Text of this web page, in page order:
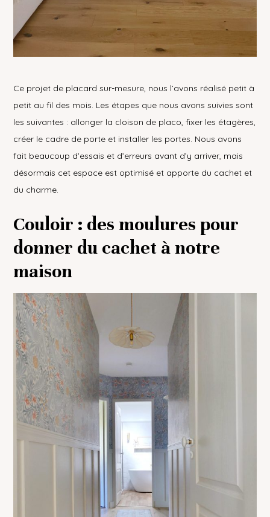
Ce projet de placard sur-mesure, nous l’avons réalisé petit à
petit au fil des mois. Les étapes que nous avons suivies sont
les suivantes : allonger la cloison de placo, fixer les étagères,
créer le cadre de porte et installer les portes. Nous avons
fait beaucoup d’essais et d’erreurs avant d’y arriver, mais
désormais cet espace est optimisé et apporte du cachet et
du charme.
Couloir : des moulures pour
donner du cachet à notre
maison